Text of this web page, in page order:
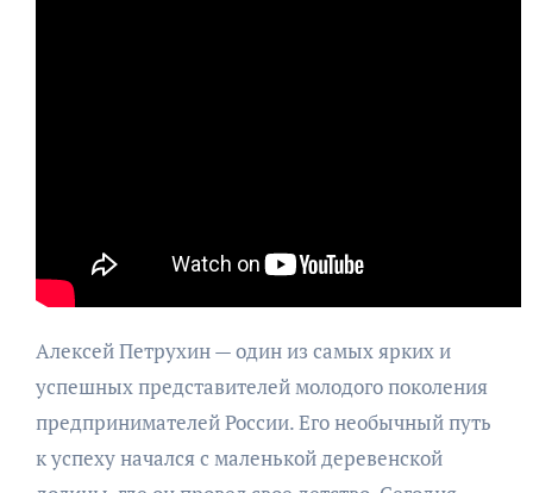
Алексей Петрухин — один из самых ярких и
успешных представителей молодого поколения
предпринимателей России. Его необычный путь
к успеху начался с маленькой деревенской